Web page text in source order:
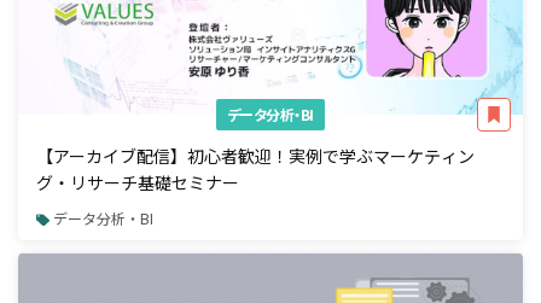
データ分析・BI
【アーカイブ配信】初心者歓迎！実例で学ぶマーケティン
グ・リサーチ基礎セミナー
データ分析・BI